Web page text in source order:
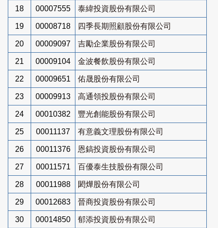
18 00007555 泰緯投資股份有限公司
19 00008718 四季長期照顧股份有限公司
20 00009097 吉勵企業股份有限公司
21 00009104 金波餐飲股份有限公司
22 00009651 佑晟股份有限公司
23 00009913 高通領投股份有限公司
24 00010382 豐光創能股份有限公司
25 00011137 有意義文理股份有限公司
26 00011376 恩鎬投資股份有限公司
27 00011571 百優泰生技股份有限公司
28 00011988 閎燁股份有限公司
29 00012683 晉商投資股份有限公司
30 00014850 郁添投資股份有限公司